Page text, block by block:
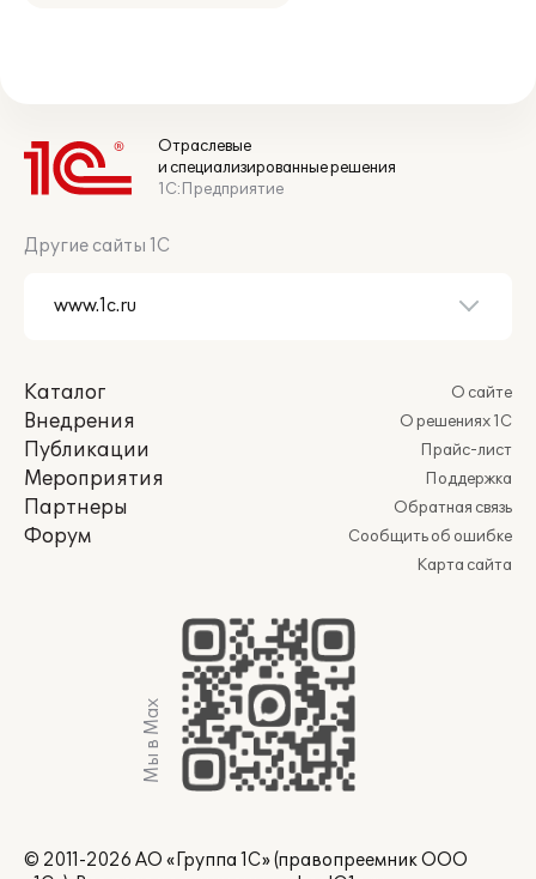
Отраслевые
и специализированные решения
1С:Предприятие
Другие сайты 1С
Каталог
Внедрения
Публикации
Мероприятия
Партнеры
Форум
О сайте
О решениях 1С
Прайс-лист
Поддержка
Обратная связь
Сообщить об ошибке
Карта сайта
Мы в Max
© 2011-2026 АО «Группа 1С» (правопреемник ООО